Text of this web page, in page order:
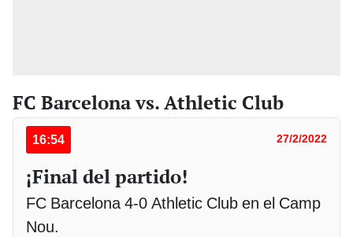
FC Barcelona vs. Athletic Club
16:54 27/2/2022
¡Final del partido!
FC Barcelona 4-0 Athletic Club en el Camp
Nou.